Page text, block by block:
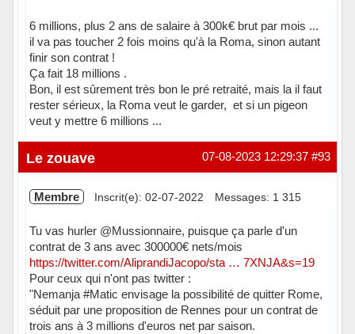
6 millions, plus 2 ans de salaire à 300k€ brut par mois ...
il va pas toucher 2 fois moins qu'à la Roma, sinon autant
finir son contrat !
Ça fait 18 millions .
Bon, il est sûrement très bon le pré retraité, mais la il faut
rester sérieux, la Roma veut le garder, et si un pigeon
veut y mettre 6 millions ...
Hors ligne #93
07-08-2023 12:29:37
Le zouave
Membre Inscrit(e): 02-07-2022 Messages: 1 315
Tu vas hurler @Mussionnaire, puisque ça parle d'un
contrat de 3 ans avec 300000€ nets/mois
https://twitter.com/AliprandiJacopo/sta … 7XNJA&s=19
Pour ceux qui n'ont pas twitter :
"Nemanja #Matic envisage la possibilité de quitter Rome,
séduit par une proposition de Rennes pour un contrat de
trois ans à 3 millions d'euros net par saison.